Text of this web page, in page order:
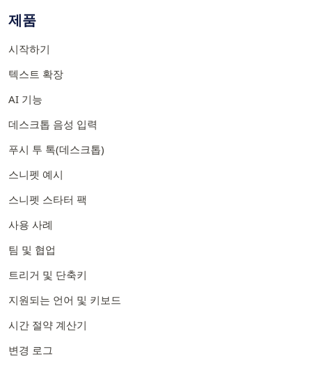
제품
시작하기
텍스트 확장
AI 기능
데스크톱 음성 입력
푸시 투 톡(데스크톱)
스니펫 예시
스니펫 스타터 팩
사용 사례
팀 및 협업
트리거 및 단축키
지원되는 언어 및 키보드
시간 절약 계산기
변경 로그